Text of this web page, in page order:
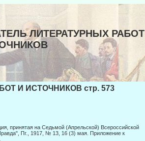
ЛИТЕРАТУРНЫХ РАБОТ
И ИСТОЧНИКОВ стр. 573
принятая на Седьмой (Апрельской) Всероссийской
Пг., 1917, № 13, 16 (3) мая. Приложение к